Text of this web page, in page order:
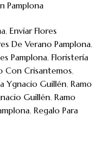
Pamplona
, Enviar Flores
De Verano Pamplona,
Pamplona, Floristería
Con Crisantemos,
Ygnacio Guillén, Ramo
Guillén, Ramo
, Regalo Para